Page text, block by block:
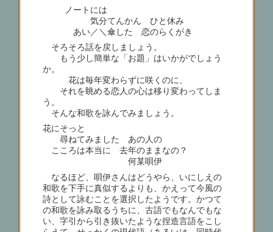
ノートには
気分てんかん ひと休み
あい／＼傘した 恋のらくがき
そろそろ話を戻しましょう。
もう少し簡単な「お題」はいかがでしょう
か。
花は毎年変わらずに咲くのに、
それを眺める恋人の心は移り変わってしま
う。
そんな和歌を詠んでみましょう。
花にそっと
尋ねてみました あの人の
こころは本当に 去年のままなの？
何某唄伊
なるほど、唄伊さんはどうやら、いにしえの
和歌を下手に真似するよりも、かえって今風の
詩として詠むことを選択したようです。かつて
の和歌を詠み取るうちに、古語でもなんでもな
い、字引から引き抜いたような捏造言語をこし